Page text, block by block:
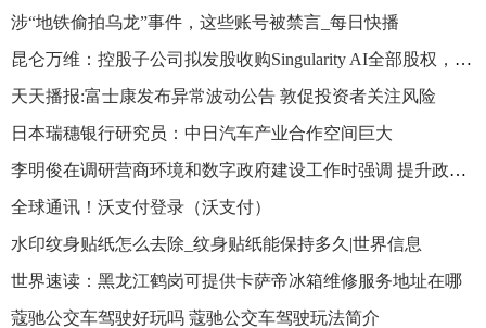
涉“地铁偷拍乌龙”事件，这些账号被禁言_每日快播
昆仑万维：控股子公司拟发股收购Singularity AI全部股权，拟打造全球领先AGI平台
天天播报:富士康发布异常波动公告 敦促投资者关注风险
日本瑞穗银行研究员：中日汽车产业合作空间巨大
​李明俊在调研营商环境和数字政府建设工作时强调 提升政务服务质效 持续优化营商环境
全球通讯！沃支付登录（沃支付）
水印纹身贴纸怎么去除_纹身贴纸能保持多久|世界信息
世界速读：黑龙江鹤岗可提供卡萨帝冰箱维修服务地址在哪
蔻驰公交车驾驶好玩吗 蔻驰公交车驾驶玩法简介